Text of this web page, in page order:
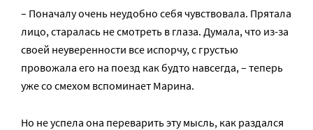
– Поначалу очень неудобно себя чувствовала. Прятала
лицо, старалась не смотреть в глаза. Думала, что из-за
своей неуверенности все испорчу, с грустью
провожала его на поезд как будто навсегда, – теперь
уже со смехом вспоминает Марина.
Но не успела она переварить эту мысль, как раздался